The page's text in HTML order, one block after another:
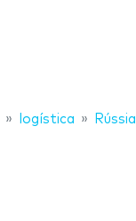
logística Rússia